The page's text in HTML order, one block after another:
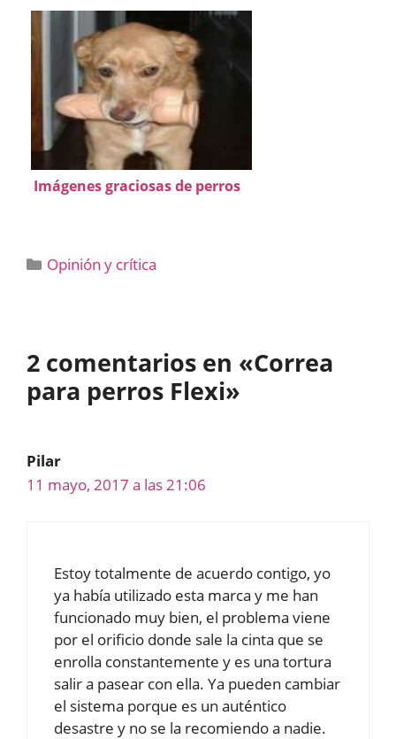
Imágenes graciosas de perros
Categorías
Opinión y crítica
2 comentarios en «Correa
para perros Flexi»
Pilar
11 mayo, 2017 a las 21:06
Estoy totalmente de acuerdo contigo, yo
ya había utilizado esta marca y me han
funcionado muy bien, el problema viene
por el orificio donde sale la cinta que se
enrolla constantemente y es una tortura
salir a pasear con ella. Ya pueden cambiar
el sistema porque es un auténtico
desastre y no se la recomiendo a nadie.